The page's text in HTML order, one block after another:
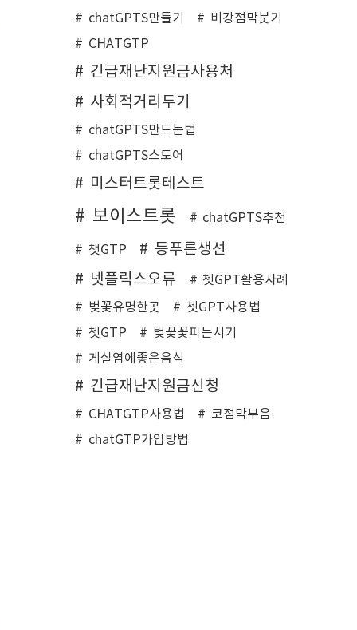
chatGPTS만들기
비강점막붓기
CHATGTP
긴급재난지원금사용처
사회적거리두기
chatGPTS만드는법
chatGPTS스토어
미스터트롯테스트
보이스트롯 chatGPTS추천
챗GTP
등푸른생선
넷플릭스오류
쳇GPT활용사례
벚꽃유명한곳
쳇GPT사용법
쳇GTP
벚꽃꽃피는시기
게실염에좋은음식
긴급재난지원금신청
CHATGTP사용법
코점막부음
chatGTP가입방법